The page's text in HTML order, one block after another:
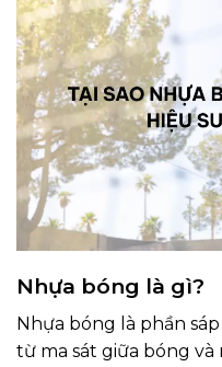
Nhựa bóng là gì?
Nhựa bóng là phần
từ ma sát giữa bóng